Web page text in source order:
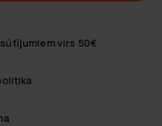
virs 50€